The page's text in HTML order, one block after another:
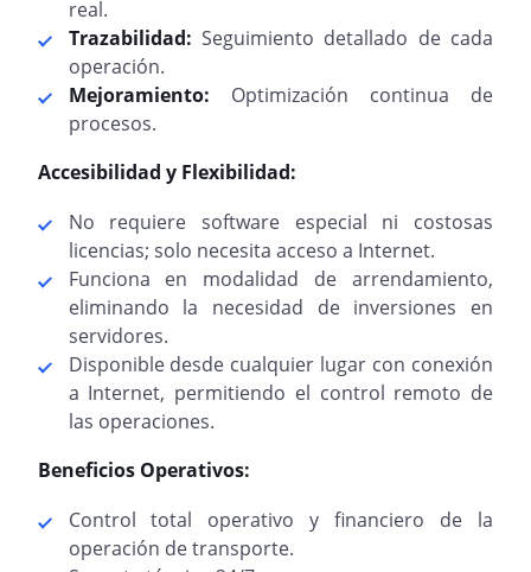
real.
Trazabilidad: Seguimiento detallado de cada
operación.
Mejoramiento: Optimización continua de
procesos.
Accesibilidad y Flexibilidad:
No requiere software especial ni costosas
licencias; solo necesita acceso a Internet.
Funciona en modalidad de arrendamiento,
eliminando la necesidad de inversiones en
servidores.
Disponible desde cualquier lugar con conexión
a Internet, permitiendo el control remoto de
las operaciones.
Beneficios Operativos:
Control total operativo y financiero de la
operación de transporte.